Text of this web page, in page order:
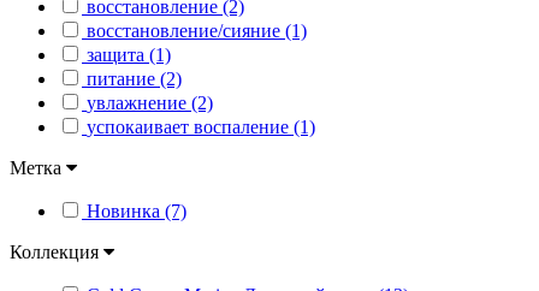
восстановление (2)
восстановление/сияние (1)
защита (1)
питание (2)
увлажнение (2)
успокаивает воспаление (1)
Метка
Новинка (7)
Коллекция